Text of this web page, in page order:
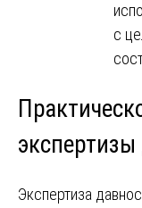
с
Экспертиза